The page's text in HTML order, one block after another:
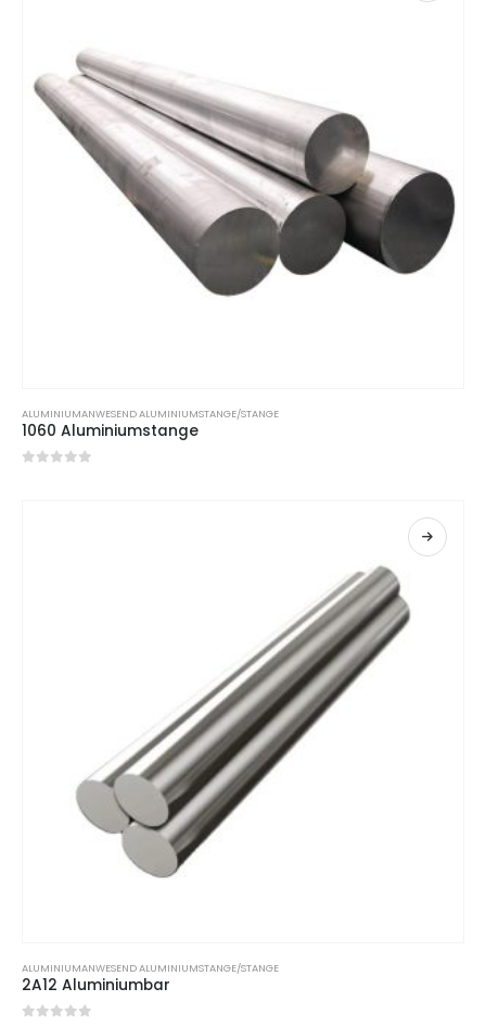
ALUMINIUMANWESENDALUMINIUMSTANGE/STANGE
1060 Aluminiumstange
ALUMINIUMANWESENDALUMINIUMSTANGE/STANGE
2A12 Aluminiumbar